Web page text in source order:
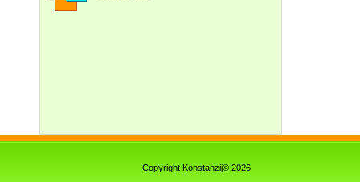
Copyright Konstanzij© 2026